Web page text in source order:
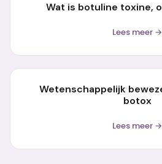
Wat is botuline toxine,
Lees meer →
Wetenschappelijk
botox
Lees meer →